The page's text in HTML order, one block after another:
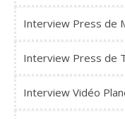
Interview Press de
Interview Press de
Interview Vidéo